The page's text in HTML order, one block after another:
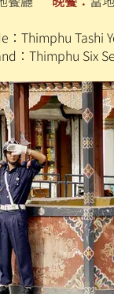
：Thimphu Tashi
：Thimphu Six